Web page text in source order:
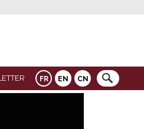
FR EN CN